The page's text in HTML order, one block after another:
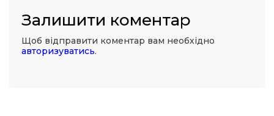
Залишити коментар
Щоб відправити коментар вам необхідно
авторизуватись.